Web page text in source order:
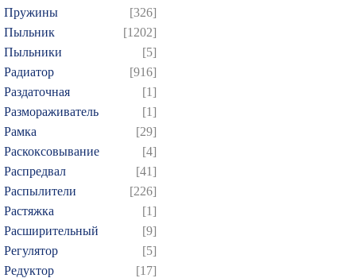
Пружины
[326]
Пыльник
[1202]
Пыльники
[5]
Радиатор
[916]
Раздаточная
[1]
Размораживатель
[1]
Рамка
[29]
Раскоксовывание
[4]
Распредвал
[41]
Распылители
[226]
Растяжка
[1]
Расширительный
[9]
Регулятор
[5]
Редуктор
[17]